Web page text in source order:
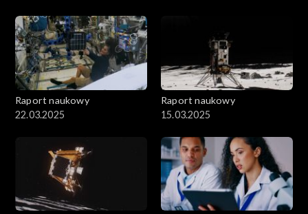
Raport naukowy
22.03.2025
Raport naukowy
15.03.2025